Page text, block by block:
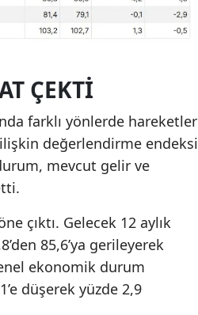
ÇEKTI
farklı yönlerde hareketler
değerlendirme endeksi
mevcut gelir ve
çıktı. Gelecek 12 aylık
85,6’ya gerileyerek
ekonomik durum
düşerek yüzde 2,9